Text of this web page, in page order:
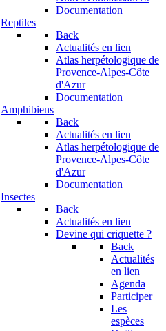
Documentation
Reptiles
Back
Actualités en lien
Atlas herpétologique de
Provence-Alpes-Côte
d'Azur
Documentation
Amphibiens
Back
Actualités en lien
Atlas herpétologique de
Provence-Alpes-Côte
d'Azur
Documentation
Insectes
Back
Actualités en lien
Devine qui criquette ?
Back
Actualités
en lien
Agenda
Participer
Les
espèces